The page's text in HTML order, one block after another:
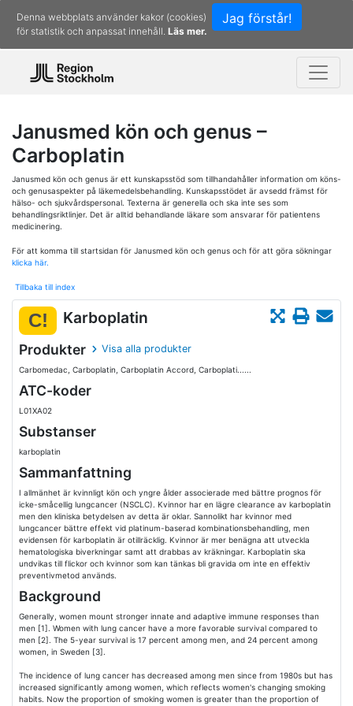
Jag förstår!
Denna webbplats använder kakor (cookies)
för statistik och anpassat innehåll. Läs mer.
Janusmed kön och genus –
Carboplatin
Janusmed kön och genus är ett kunskapsstöd som tillhandahåller information om köns-
och genusaspekter på läkemedelsbehandling. Kunskapsstödet är avsedd främst för
hälso- och sjukvårdspersonal. Texterna är generella och ska inte ses som
behandlingsriktlinjer. Det är alltid behandlande läkare som ansvarar för patientens
medicinering.
För att komma till startsidan för Janusmed kön och genus och för att göra sökningar
klicka här.
Tillbaka till index
C! Karboplatin
Produkter Visa alla produkter
Carbomedac, Carboplatin, Carboplatin Accord, Carboplati......
ATC-koder
L01XA02
Substanser
karboplatin
Sammanfattning
I allmänhet är kvinnligt kön och yngre ålder associerade med bättre prognos för
icke-småcellig lungcancer (NSCLC). Kvinnor har en lägre clearance av karboplatin
men den kliniska betydelsen av detta är oklar. Sannolikt har kvinnor med
lungcancer bättre effekt vid platinum-baserad kombinationsbehandling, men
evidensen för karboplatin är otillräcklig. Kvinnor är mer benägna att utveckla
hematologiska biverkningar samt att drabbas av kräkningar. Karboplatin ska
undvikas till flickor och kvinnor som kan tänkas bli gravida om inte en effektiv
preventivmetod används.
Background
Generally, women mount stronger innate and adaptive immune responses than
men [1]. Women with lung cancer have a more favorable survival compared to
men [2]. The 5-year survival is 17 percent among men, and 24 percent among
women, in Sweden [3].
The incidence of lung cancer has decreased among men since from 1980s but has
increased significantly among women, which reflects women's changing smoking
habits. Now the proportion of smoking women is greater than the proportion of